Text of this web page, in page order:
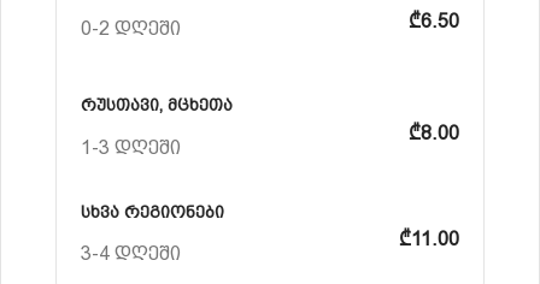
0-2 დღეში ₾6.50
რუსთავი, მცხეთა
1-3 დღეში
₾8.00
სხვა რეგიონები
3-4 დღეში
₾11.00